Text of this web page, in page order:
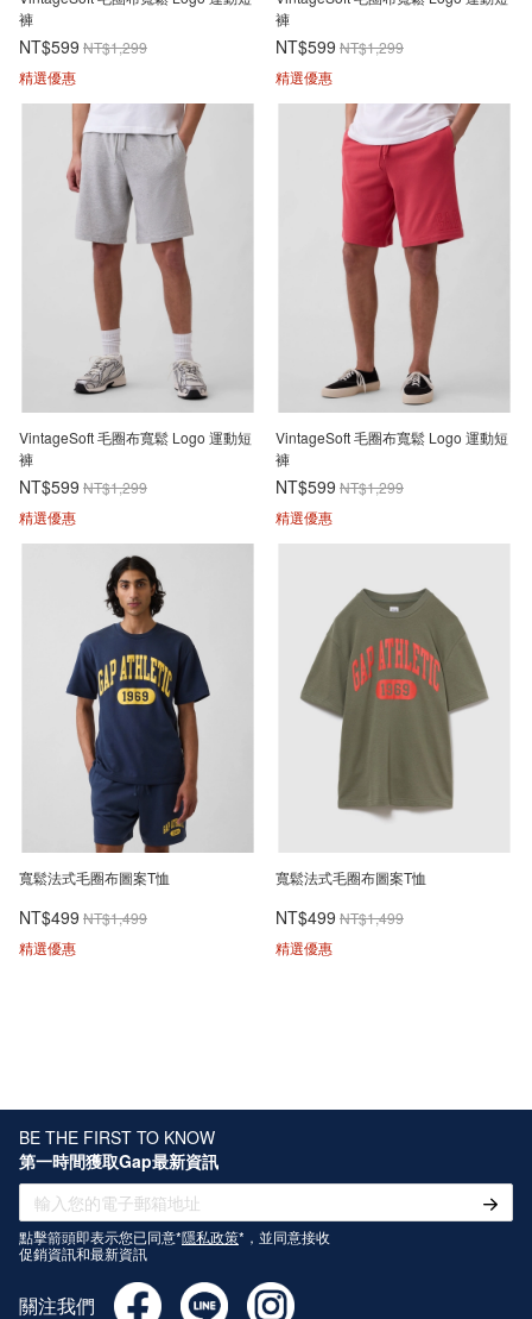
褲
NT$599 NT$1,299
精選優惠
褲
NT$599 NT$1,299
精選優惠
VintageSoft 毛圈布寬鬆 Logo 運動短
褲
NT$599 NT$1,299
精選優惠
VintageSoft 毛圈布寬鬆 Logo 運動短
褲
NT$599 NT$1,299
精選優惠
寬鬆法式毛圈布圖案T恤
NT$499 NT$1,499
精選優惠
寬鬆法式毛圈布圖案T恤
NT$499 NT$1,499
精選優惠
BE THE FIRST TO KNOW
第一時間獲取Gap最新資訊
點擊箭頭即表示您已同意*隱私政策*，並同意接收
促銷資訊和最新資訊
關注我們